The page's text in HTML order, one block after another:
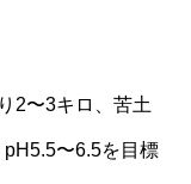
2〜3キロ、苦土
〜6.5を目標